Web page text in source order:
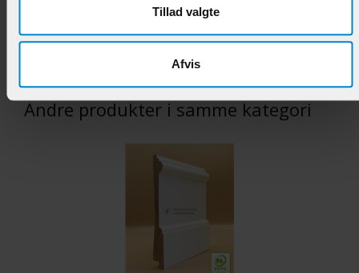
Tillad valgte
Afvis
Andre produkter i samme kategori